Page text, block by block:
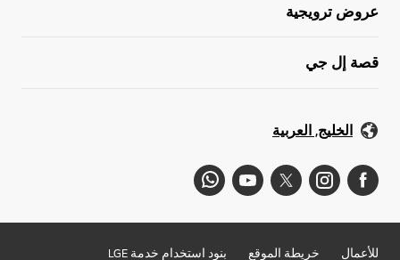
عروض ترويجية
قصة إل جي
الخليج, العربية
للأعمال خريطة الموقع بنود استخدام خدمة LGE